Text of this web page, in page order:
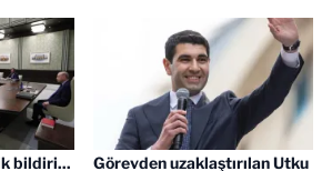
bildiri...
Görevden uzaklaştırılan Utku